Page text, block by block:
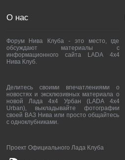
О нас
Форум Нива Клуба - это место, где
обсуждают материалы с
информационного сайта LADA 4x4
Нива Клуб.
Делитесь своими впечатлениями о
новостях и эксклюзивных материала о
новой Лада 4х4 Урбан (LADA 4x4
Urban), выкладывайте фотографии
своей ВАЗ Нива или просто общайтесь
с одноклубниками.
Проект Официального Лада Клуба